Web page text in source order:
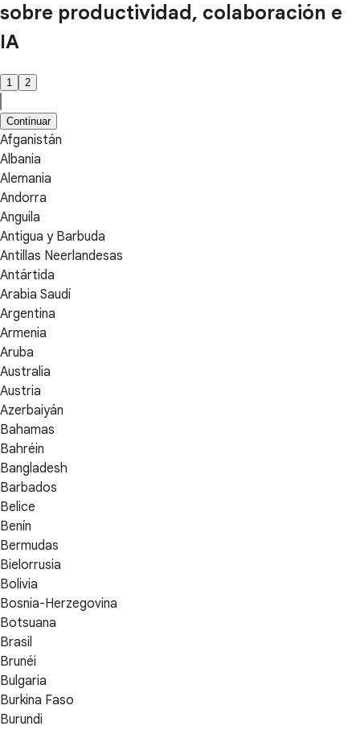
sobre productividad, colaboración e
IA
1 2
Continuar
Afganistán
Albania
Alemania
Andorra
Anguila
Antigua y Barbuda
Antillas Neerlandesas
Antártida
Arabia Saudí
Argentina
Armenia
Aruba
Australia
Austria
Azerbaiyán
Bahamas
Bahréin
Bangladesh
Barbados
Belice
Benín
Bermudas
Bielorrusia
Bolivia
Bosnia-Herzegovina
Botsuana
Brasil
Brunéi
Bulgaria
Burkina Faso
Burundi